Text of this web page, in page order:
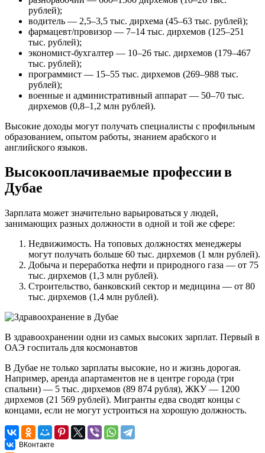
рублей);
водитель — 2,5–3,5 тыс. дирхема (45–63 тыс. рублей);
фармацевт/провизор — 7–14 тыс. дирхемов (125–251
тыс. рублей);
экономист-бухгалтер — 10–26 тыс. дирхемов (179–467
тыс. рублей);
программист — 15–55 тыс. дирхемов (269–988 тыс.
рублей);
военные и административный аппарат — 50–70 тыс.
дирхемов (0,8–1,2 млн рублей).
Высокие доходы могут получать специалисты с профильным
образованием, опытом работы, знанием арабского и
английского языков.
Высокооплачиваемые профессиив
Дубае
Зарплата может значительно варьироваться у людей,
занимающих разных должности в одной и той же сфере:
Недвижимость. На топовых должностях менеджеры
могут получать больше 60 тыс. дирхемов (1 млн рублей).
Добыча и переработка нефти и природного газа — от 75
тыс. дирхемов (1,3 млн рублей).
Строительство, банковский сектор и медицина — от 80
тыс. дирхемов (1,4 млн рублей).
В здравоохранении одни из самых высоких зарплат. Первый в
ОАЭ госпиталь для космонавтов
В Дубае не только зарплаты высокие, но и жизнь дорогая.
Например, аренда апартаментов не в центре города (три
спальни) — 5 тыс. дирхемов (89 874 рубля), ЖКУ — 1200
дирхемов (21 569 рублей). Мигранты едва сводят концы с
концами, если не могут устроиться на хорошую должность.
ВКонтакте